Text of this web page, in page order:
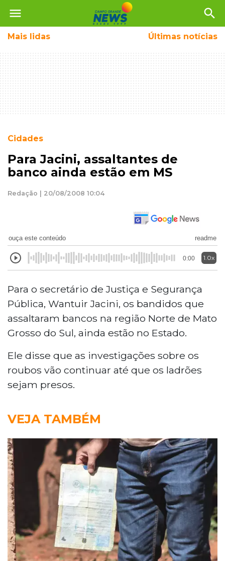
menu search
Mais lidas Últimas notícias
Cidades
Para Jacini, assaltantes de
banco ainda estão em MS
Redação | 20/08/2008 10:04
ouça este conteúdo readme
0:00 1.0x
Para o secretário de Justiça e Segurança
Pública, Wantuir Jacini, os bandidos que
assaltaram bancos na região Norte de Mato
Grosso do Sul, ainda estão no Estado.
Ele disse que as investigações sobre os
roubos vão continuar até que os ladrões
sejam presos.
VEJA TAMBÉM